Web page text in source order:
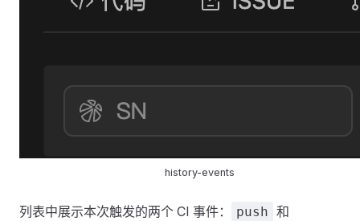
history-events
列表中展示本次触发的两个 CI 事件： push 和